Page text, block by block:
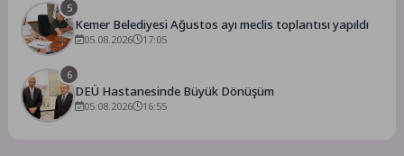
5
Kemer Belediyesi Ağustos ayı meclis toplantısı yapıldı
05.08.2026 17:05
6
DEÜ Hastanesinde Büyük Dönüşüm
05.08.2026 16:55